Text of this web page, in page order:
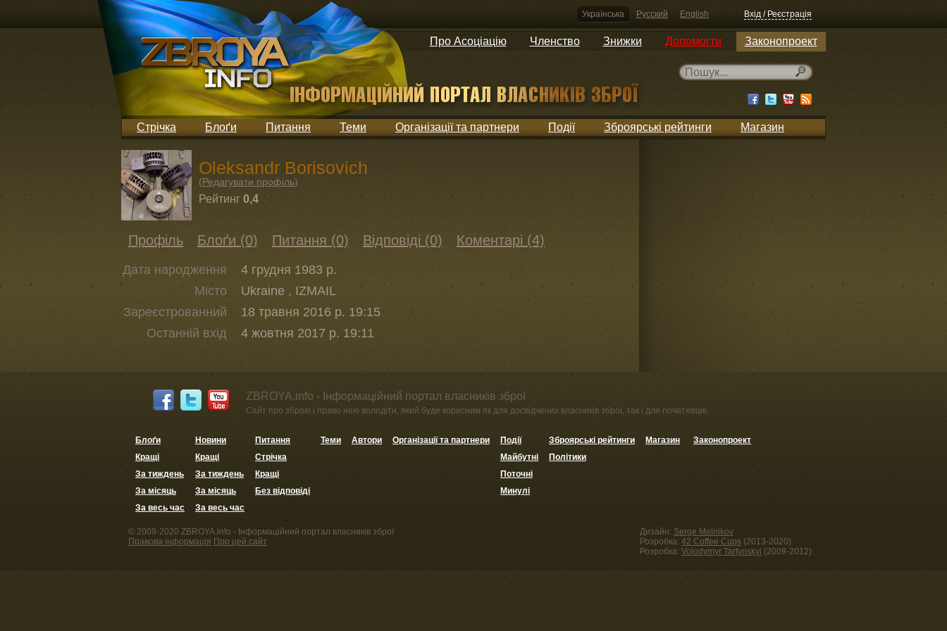
Українська Русский English Вхід / Реєстрація
Про Асоціацію Членство Знижки Допомогти Законопроект
Стрічка Блоґи Питання Теми Організації та партнери Події Зброярські рейтинги Магазин
Oleksandr Borisovich
(Редагувати профіль)
Рейтинг 0,4
Профіль Блоґи (0) Питання (0) Відповіді (0) Коментарі (4)
Дата народження
4 грудня 1983 р.
Місто
Ukraine , IZMAIL
Зареєстрованний
18 травня 2016 р. 19:15
Останній вхід
4 жовтня 2017 р. 19:11
ZBROYA.info - Інформаційний портал власників зброї
Сайт про зброю і право нею володіти, який буде корисним як для досвідчених власників зброї, так і для початківців.
Блоґи
Кращі
За тиждень
За місяць
За весь час
Новини
Кращі
За тиждень
За місяць
За весь час
Питання
Стрічка
Кращі
Без відповіді
Теми Автори Організації та партнери
Події
Майбутні
Поточні
Минулі
Зброярські рейтинги
Політики
Магазин Законопроект
© 2009-2020 ZBROYA.info - Інформаційний портал власників зброї
Правова інформація Про цей сайт
Дизайн: Serge Melnikov
Розробка: 42 Coffee Cups (2013-2020)
Розробка: Volodymyr Tartynskyi (2009-2012)